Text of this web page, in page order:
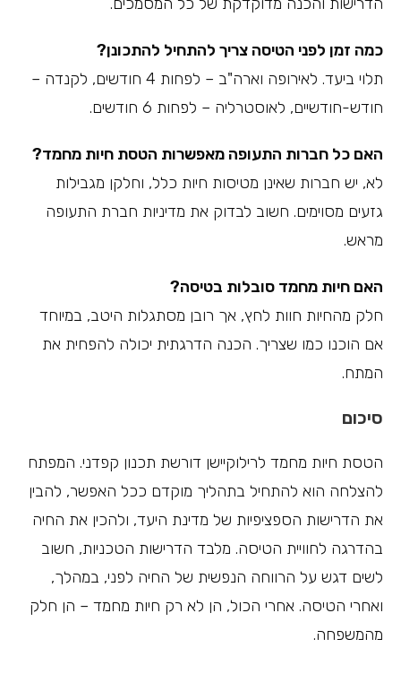
כמה זמן לפני הטיסה צריך להתחיל להתכונן?
תלוי ביעד. לאירופה וארה"ב – לפחות 4 חודשים, לקנדה –
חודש-חודשיים, לאוסטרליה – לפחות 6 חודשים.
האם כל חברות התעופה מאפשרות הטסת חיות מחמד?
לא, יש חברות שאינן מטיסות חיות כלל, וחלקן מגבילות
גזעים מסוימים. חשוב לבדוק את מדיניות חברת התעופה
מראש.
האם חיות מחמד סובלות בטיסה?
חלק מהחיות חוות לחץ, אך רובן מסתגלות היטב, במיוחד
אם הוכנו כמו שצריך. הכנה הדרגתית יכולה להפחית את
המתח.
סיכום
הטסת חיות מחמד לרילוקיישן דורשת תכנון קפדני. המפתח
להצלחה הוא להתחיל בתהליך מוקדם ככל האפשר, להבין
את הדרישות הספציפיות של מדינת היעד, ולהכין את החיה
בהדרגה לחוויית הטיסה. מלבד הדרישות הטכניות, חשוב
לשים דגש על הרווחה הנפשית של החיה לפני, במהלך,
ואחרי הטיסה. אחרי הכול, הן לא רק חיות מחמד – הן חלק
מהמשפחה.